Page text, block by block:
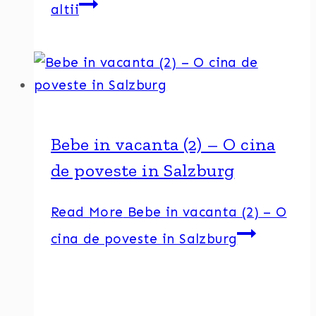
altii
Bebe in vacanta (2) – O cina
de poveste in Salzburg
Read More Bebe in vacanta (2) – O
cina de poveste in Salzburg